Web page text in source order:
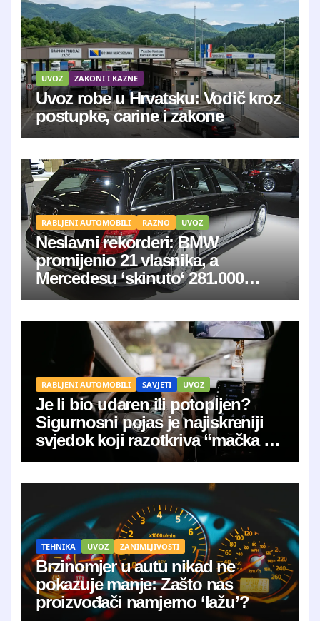
UVOZ ZAKONI I KAZNE
Uvoz robe u Hrvatsku: Vodič kroz
postupke, carine i zakone
RABLJENI AUTOMOBILI RAZNO UVOZ
Neslavni rekorderi: BMW
promijenio 21 vlasnika, a
Mercedesu ‘skinuto‘ 281.000
kilometara
RABLJENI AUTOMOBILI SAVJETI UVOZ
Je li bio udaren ili potopljen?
Sigurnosni pojas je najiskreniji
svjedok koji razotkriva “mačka u
vreći”
TEHNIKA UVOZ ZANIMLJIVOSTI
Brzinomjer u autu nikad ne
pokazuje manje: Zašto nas
proizvođači namjerno ‘lažu’?